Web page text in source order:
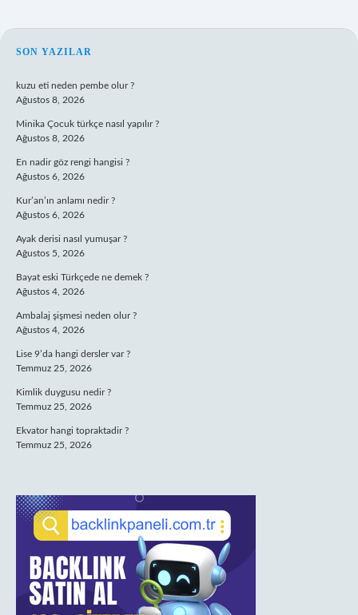
SIDEBAR
SON YAZILAR
kuzu eti neden pembe olur ?
Ağustos 8, 2026
Minika Çocuk türkçe nasıl yapılır ?
Ağustos 8, 2026
En nadir göz rengi hangisi ?
Ağustos 6, 2026
Kur’an’ın anlamı nedir ?
Ağustos 6, 2026
Ayak derisi nasıl yumuşar ?
Ağustos 5, 2026
Bayat eski Türkçede ne demek ?
Ağustos 4, 2026
Ambalaj şişmesi neden olur ?
Ağustos 4, 2026
Lise 9’da hangi dersler var ?
Temmuz 25, 2026
Kimlik duygusu nedir ?
Temmuz 25, 2026
Ekvator hangi topraktadir ?
Temmuz 25, 2026